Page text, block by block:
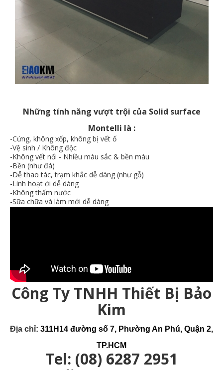
Những tính năng vượt trội của Solid surface
Montelli là :
-Cứng, không xốp, không bị vết ố
-Vệ sinh / Không độc
-Không vết nối - Nhiều màu sắc & bền màu
-Bền (như đá)
-Dễ thao tác, trạm khắc dễ dàng (như gỗ)
-Linh hoạt ới dễ dàng
-Không thấm nước
-Sữa chữa và làm mới dễ dàng
Công Ty TNHH Thiết Bị Bảo
Kim
Địa chỉ: 311H14 đường số 7, Phường An Phú, Quận 2,
TP.HCM
Tel: (08) 6287 2951